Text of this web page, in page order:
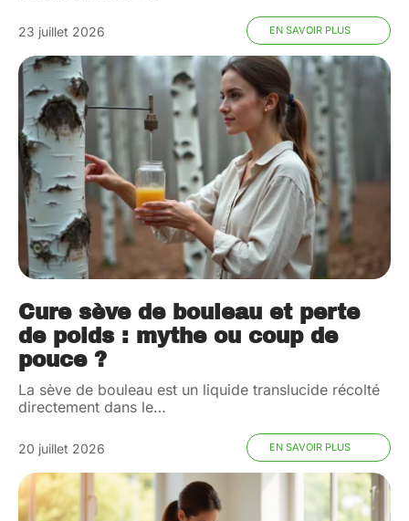
23 juillet 2026 EN SAVOIR PLUS
Cure sève de bouleau et perte
de poids : mythe ou coup de
pouce ?
La sève de bouleau est un liquide translucide récolté
directement dans le…
20 juillet 2026 EN SAVOIR PLUS